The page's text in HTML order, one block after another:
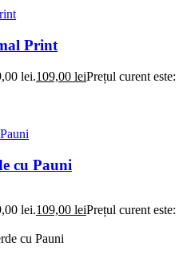
Print
lei.109,00 leiPrețul curent este:
cu Pauni
lei.109,00 leiPrețul curent este:
cu Pauni